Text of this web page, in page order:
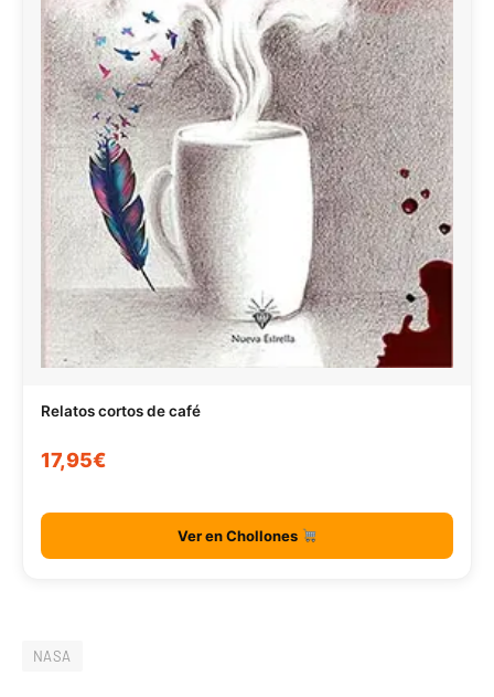
Relatos cortos de café
17,95€
Ver en Chollones
NASA